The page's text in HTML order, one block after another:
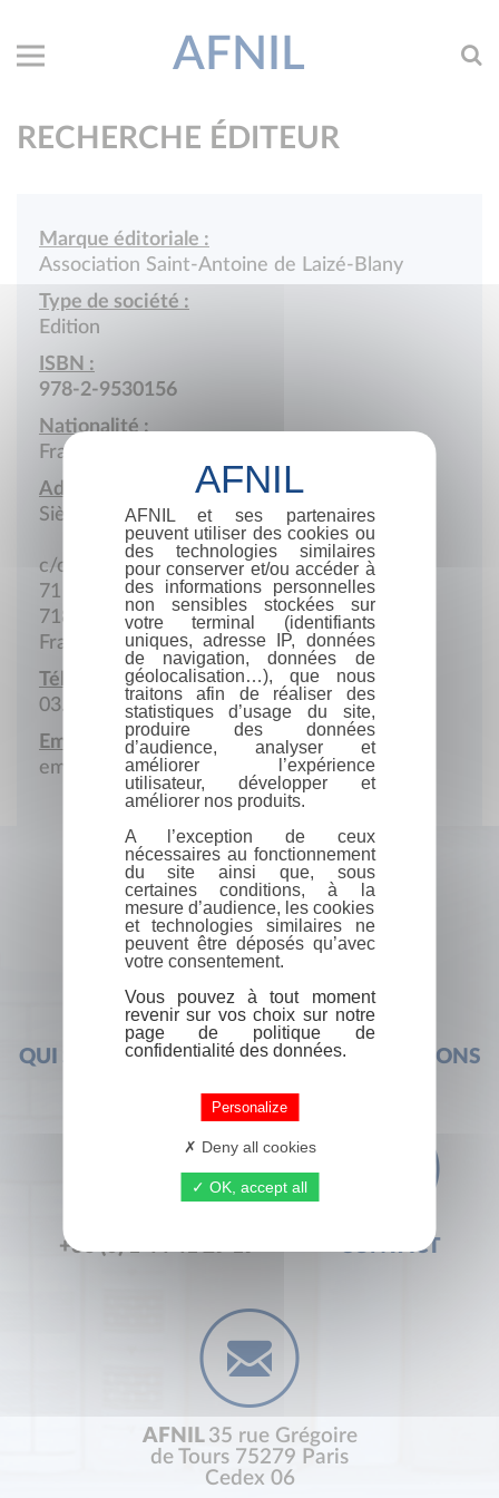
AFNIL
RECHERCHE ÉDITEUR
Marque éditoriale :
Association Saint-Antoine de Laizé-Blany
Type de société :
Edition
ISBN :
978-2-9530156
Nationalité :
France
Adresse :
Siège social
c/o Monique Steeves
71 Chemin Saint-Antoine
71870 Laizé
France
Téléphone :
03.85.36.95.01
Email :
emasteeves@wanadoo.fr
QUI SOMMES-NOUS ? FOIRE AUX QUESTIONS
+33 (0) 1 44 41 29 19 CONTACT
AFNIL 35 rue Grégoire
de Tours 75279 Paris
Cedex 06
AFNIL et ses partenaires
peuvent utiliser des cookies ou
des technologies similaires
pour conserver et/ou accéder à
des informations personnelles
non sensibles stockées sur
votre terminal (identifiants
uniques, adresse IP, données
de navigation, données de
géolocalisation…), que nous
traitons afin de réaliser des
statistiques d’usage du site,
produire des données
d’audience, analyser et
améliorer l’expérience
utilisateur, développer et
améliorer nos produits.
A l’exception de ceux
nécessaires au fonctionnement
du site ainsi que, sous
certaines conditions, à la
mesure d’audience, les cookies
et technologies similaires ne
peuvent être déposés qu’avec
votre consentement.
Vous pouvez à tout moment
revenir sur vos choix sur notre
page de politique de
confidentialité des données.
Personalize
Deny all cookies
OK, accept all